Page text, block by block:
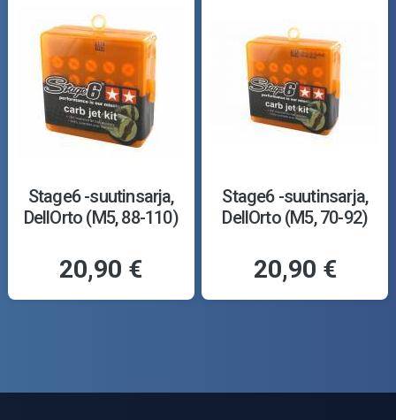
Stage6 -suutinsarja,
DellOrto (M5, 88-110)
20,90 €
Stage6 -suutinsarja,
DellOrto (M5, 70-92)
20,90 €